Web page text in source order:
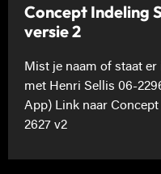
Concept Indeling
versie 2
Mist je naam of staat
met Henri Sellis 06-
App) Link naar
2627 v2